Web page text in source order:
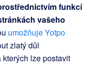
funkcí
vašeho
umožňuje Yotpo
zlatý důl
lze postavit